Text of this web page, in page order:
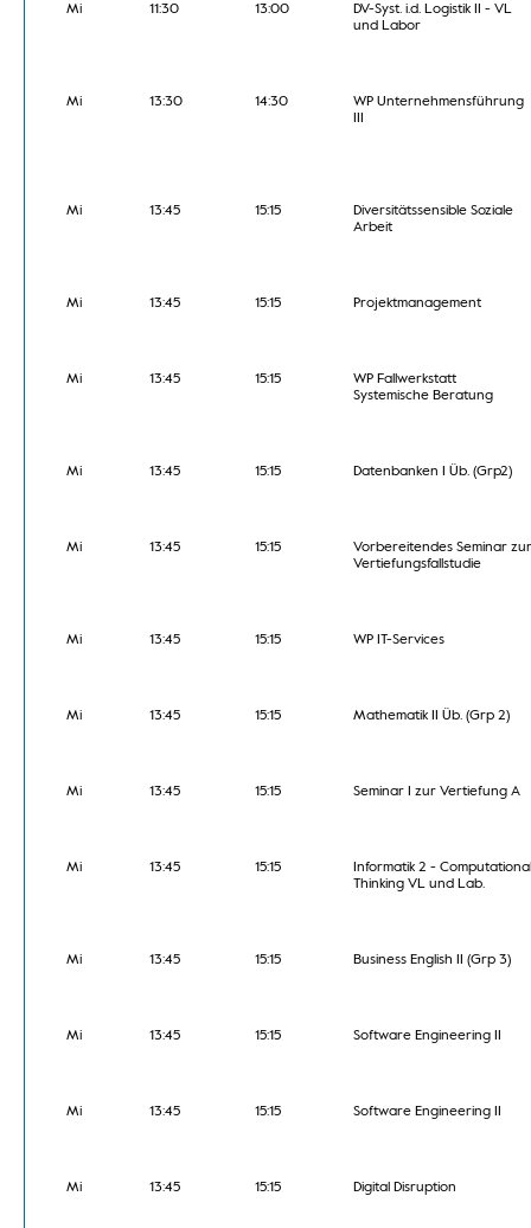
Mi 11:30 13:00
DV-Syst. i.d. Logistik II - VL
und Labor
Mi 13:30 14:30
WP Unternehmensführung
III
Mi 13:45 15:15
Diversitätssensible Soziale
Arbeit
Mi 13:45 15:15 Projektmanagement
Mi 13:45 15:15
WP Fallwerkstatt
Systemische Beratung
Mi 13:45 15:15 Datenbanken I Üb. (Grp2)
Mi 13:45 15:15
Vorbereitendes Seminar zur
Vertiefungsfallstudie
Mi 13:45 15:15 WP IT-Services
Mi 13:45 15:15 Mathematik II Üb. (Grp 2)
Mi 13:45 15:15 Seminar I zur Vertiefung A
Mi 13:45 15:15
Informatik 2 - Computational
Thinking VL und Lab.
Mi 13:45 15:15 Business English II (Grp 3)
Mi 13:45 15:15 Software Engineering II
Mi 13:45 15:15 Software Engineering II
Mi 13:45 15:15 Digital Disruption